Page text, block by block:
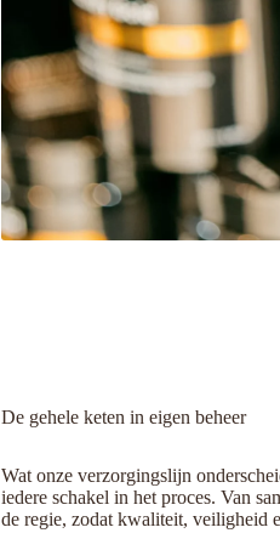
De gehele keten in eigen beheer
Wat onze verzorgingslijn
iedere schakel in het proces. Van
de regie, zodat kwaliteit, veiligheid